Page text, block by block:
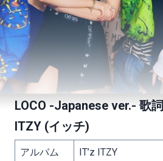
LOCO -Japanese ver.- 歌詞
ITZY (イッチ)
アルバム IT’z ITZY